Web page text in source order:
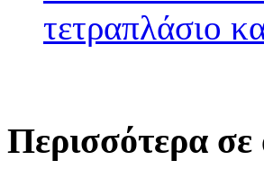
τετραπλάσιο
Περισσότερα